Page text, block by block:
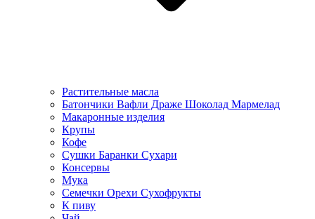
Растительные масла
Батончики Вафли Драже Шоколад Мармелад
Макаронные изделия
Крупы
Кофе
Сушки Баранки Сухари
Консервы
Мука
Семечки Орехи Сухофрукты
К пиву